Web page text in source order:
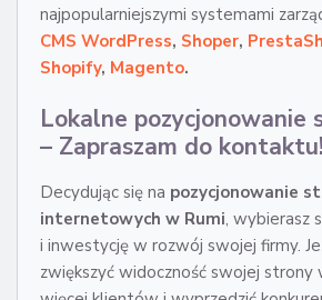
najpopularniejszymi systemami
CMS WordPress, Shoper,
Shopify, Magento.
Lokalne
– Zapraszam do kontaktu!
Decydując się na pozycjonowanie
internetowych w Rumi, wybierasz
i inwestycję w rozwój swojej firmy.
zwiększyć widoczność swojej strony